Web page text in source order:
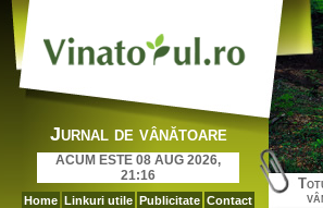
Jurnal de vânătoare
ACUM ESTE 08 AUG 2026,
21:16
Home Linkuri utile Publicitate Contact